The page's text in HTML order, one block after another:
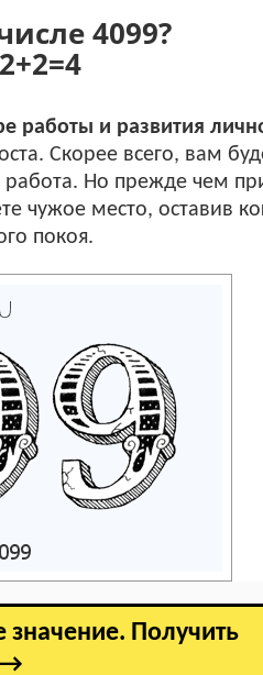
4099?
2+2=4
работы и развития
Скорее всего, вам
Но прежде чем
чужое место, оставив
покоя.
значение. Получить
→